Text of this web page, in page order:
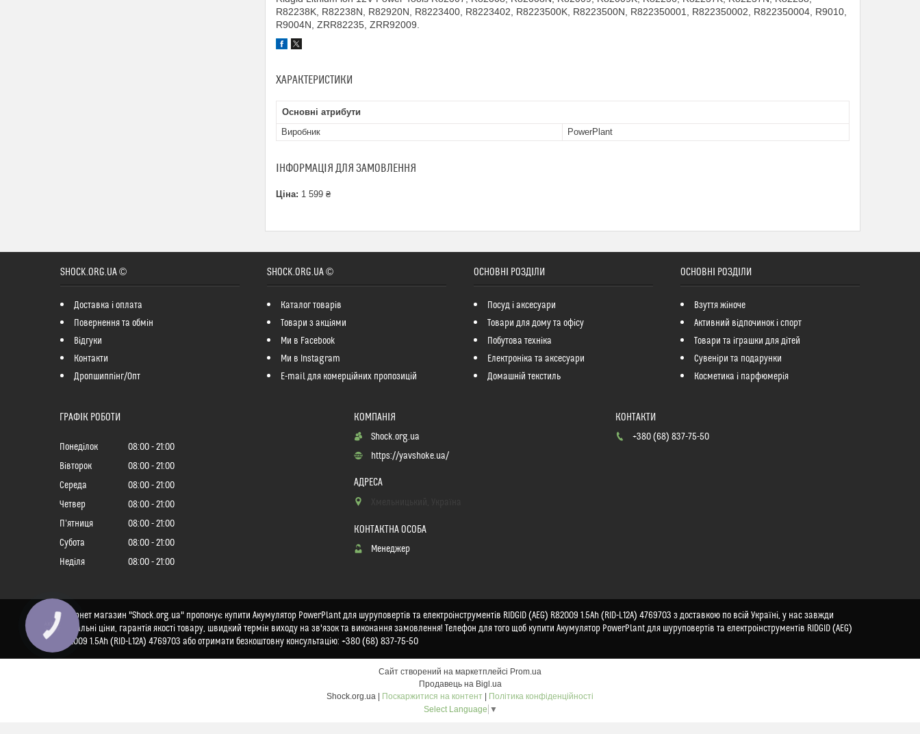
R82238K, R82238N, R82920N, R8223400, R8223402, R8223500K, R8223500N, R822350001, R822350002, R822350004, R9010,
R9004N, ZRR82235, ZRR92009.
ХАРАКТЕРИСТИКИ
Основні атрибути
Виробник
PowerPlant
ІНФОРМАЦІЯ ДЛЯ ЗАМОВЛЕННЯ
Ціна: 1 599 ₴
SHOCK.ORG.UA ©
Доставка і оплата
Повернення та обмін
Відгуки
Контакти
Дропшиппінг/Опт
SHOCK.ORG.UA ©
Каталог товарів
Товари з акціями
Ми в Facebook
Ми в Instagram
E-mail для комерційних пропозицій
ОСНОВНІ РОЗДІЛИ
Посуд і аксесуари
Товари для дому та офісу
Побутова техніка
Електроніка та аксесуари
Домашній текстиль
ОСНОВНІ РОЗДІЛИ
Взуття жіноче
Активний відпочинок і спорт
Товари та іграшки для дітей
Сувеніри та подарунки
Косметика і парфюмерія
ГРАФІК РОБОТИ
Понеділок 08:00
21:00
Вівторок
08:00
21:00
Середа
08:00
21:00
Четвер
08:00
21:00
Пʼятниця
08:00
21:00
Субота
08:00
21:00
Неділя
08:00 21:00
Shock.org.ua
https://yavshoke.ua/
Менеджер
+380 (68) 837-75-50
Інтернет магазин "Shock.org.ua" пропонує купити Акумулятор PowerPlant для шуруповертів та електроінструментів RIDGID (AEG) R82009 1.5Ah (RID-L12A) 4769703 з доставкою по всій Україні, у нас завжди
актуальні ціни, гарантія якості товару, швидкий термін виходу на зв'язок та виконання замовлення! Телефон для того щоб купити Акумулятор PowerPlant для шуруповертів та електроінструментів RIDGID (AEG)
R82009 1.5Ah (RID-L12A) 4769703 або отримати безкоштовну консультацію: +380 (68) 837-75-50
Сайт створений на маркетплейсі Prom.ua
Продавець на Bigl.ua
Поскаржитися на контент
Політика конфіденційності
Select Language ▼
КНОПКА
ЗВ'ЯЗКУ